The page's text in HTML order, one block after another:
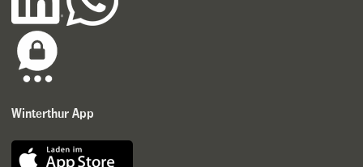
Winterthur App